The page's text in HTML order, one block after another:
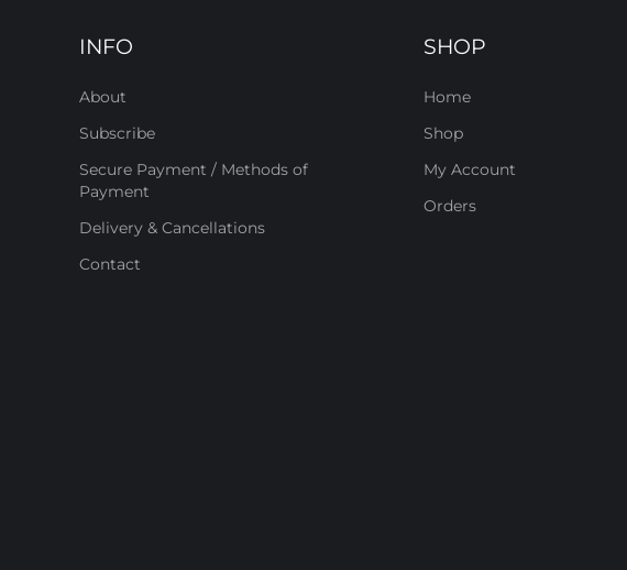
INFO
About
Subscribe
Secure Payment / Methods of
Payment
Delivery & Cancellations
Contact
SHOP
Home
Shop
My Account
Orders